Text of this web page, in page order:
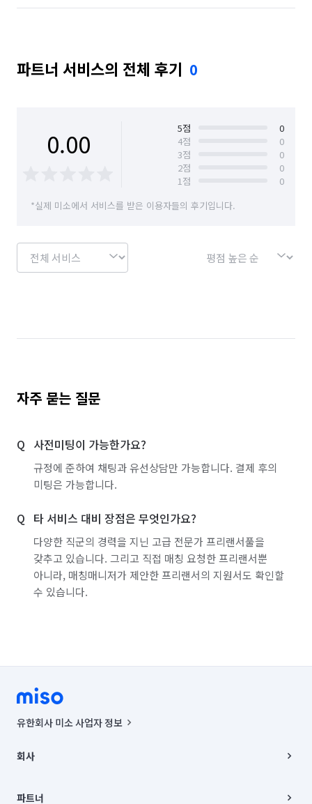
경기 안성시 경기 안양시 동안구
경기 용인시 기흥구 경기 용인시 수지구
서울 강동구
서울 강북구 서울 관악구
서울 금천구
서울 노원구 서울 도봉구 서울 동대문구
서울 동작구 서울 마포구
서울 서초구 서울 성동구
경기 화성시 효행구
파트너 서비스의 전체 후기 0
0.00 5점
0
4점
0
3점
0
2점
0
1점
0
*실제 미소에서 서비스를 받은 이용자들의 후기입니다.
자주 묻는 질문
사전미팅이 가능한가요?
규정에 준하여 채팅과 유선상담만 가능합니다. 결제 후의
미팅은 가능합니다.
타 서비스 대비 장점은 무엇인가요?
다양한 직군의 경력을 지닌 고급 전문가 프리랜서풀을
갖추고 있습니다. 그리고 직접 매칭 요청한 프리랜서뿐
아니라, 매칭매니저가 제안한 프리랜서의 지원서도 확인할
수 있습니다.
유한회사 미소 사업자 정보
00019 |
주소 | 본사: 서울특별시 종로구 율곡로 6(중학동, 트윈트리빌딩) B동 5층
회사
채용
파트너